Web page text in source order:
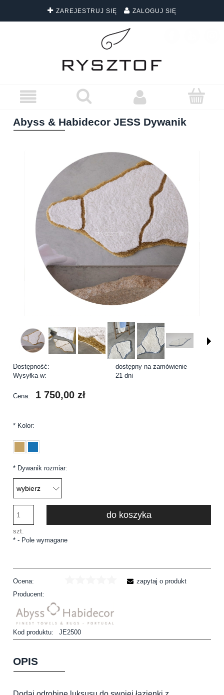
ZAREJESTRUJ SIĘ ZALOGUJ SIĘ
DARMOWA DOSTAWA WSZYSTKICH ZAMÓWIEŃ
Abyss & Habidecor JESS Dywanik
Dostępność:
dostępny na zamówienie
Wysyłka w:
21 dni
Cena: 1 750,00 zł
* Kolor:
* Dywanik rozmiar:
szt.
do koszyka
* - Pole wymagane
Ocena:
Producent:
Kod produktu: JE2500
zapytaj o produkt
OPIS